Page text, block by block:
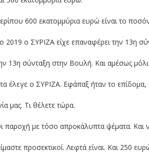
600 εκατομμύρια ευρώ είναι το
το 2019 ο ΣΥΡΙΖΑ είχε επαναφέρει την 13η
13η σύνταξη στην Βουλή. Και αμέσως
έλεγε ο ΣΥΡΙΖΑ. Εφάπαξ ήταν το
μας. Τι θέλετε τώρα.
παροχή με τόσο απροκάλυπτα ψέματα.
προσεκτικοί. Λεφτά είναι. Και 250